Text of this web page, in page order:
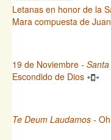
Letanas en honor de la
Mara compuesta de
19 de Noviembre -
Escondido de Dios
Te Deum Laudamos -